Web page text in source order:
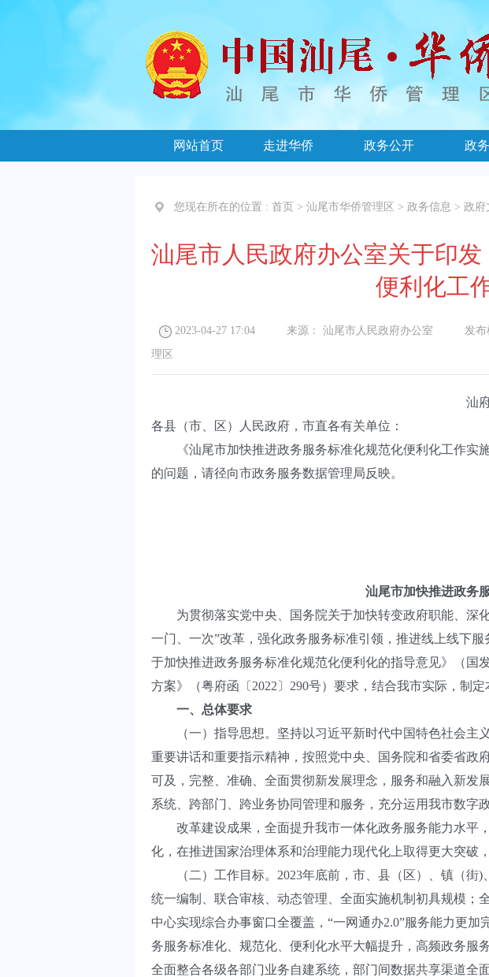
网站首页 走进华侨 政务公开 政
您现在所在的位置 : 首页 > 汕尾市华侨管理区 > 政务信息 > 政府
汕尾市人民政府办公室关于印
便利化工
2023-04-27 17:04 来源： 汕尾市人民政府办公室 发布机
理区
汕
各县（市、区）人民政府，市直各有关单位：
《汕尾市加快推进政务服务标准化规范化便利化工作实
的问题，请径向市政务服务数据管理局反映。
汕尾市加快推进政务
为贯彻落实党中央、国务院关于加快转变政府职能、深化
一门、一次”改革，强化政务服务标准引领，推进线上线下
于加快推进政务服务标准化规范化便利化的指导意见》（国
方案》（粤府函〔2022〕290号）要求，结合我市实际，制定
一、总体要求
（一）指导思想。坚持以习近平新时代中国特色社会主
重要讲话和重要指示精神，按照党中央、国务院和省委省政
可及，完整、准确、全面贯彻新发展理念，服务和融入新发
系统、跨部门、跨业务协同管理和服务，充分运用我市数字
改革建设成果，全面提升我市一体化政务服务能力水平
化，在推进国家治理体系和治理能力现代化上取得更大突破
（二）工作目标。2023年底前，市、县（区）、镇（街)
统一编制、联合审核、动态管理、全面实施机制初具规模；
中心实现综合办事窗口全覆盖，“一网通办2.0”服务能力更
务服务标准化、规范化、便利化水平大幅提升，高频政务服
全面整合各级各部门业务自建系统，部门间数据共享渠道全